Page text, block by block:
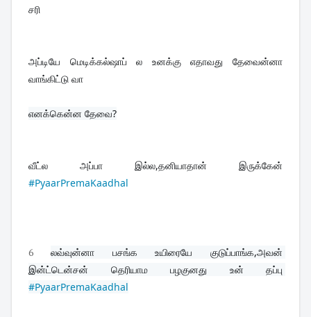
சரி
அப்டியே மெடிக்கல்ஷாப் ல உனக்கு எதாவது தேவைன்னா
வாங்கிட்டு வா
எனக்கென்ன தேவை?
#PyaarPremaKaadhal
6 லவ்வுன்னா பசங்க உயிரையே குடுப்பாங்க,அவன்
#PyaarPremaKaadhal